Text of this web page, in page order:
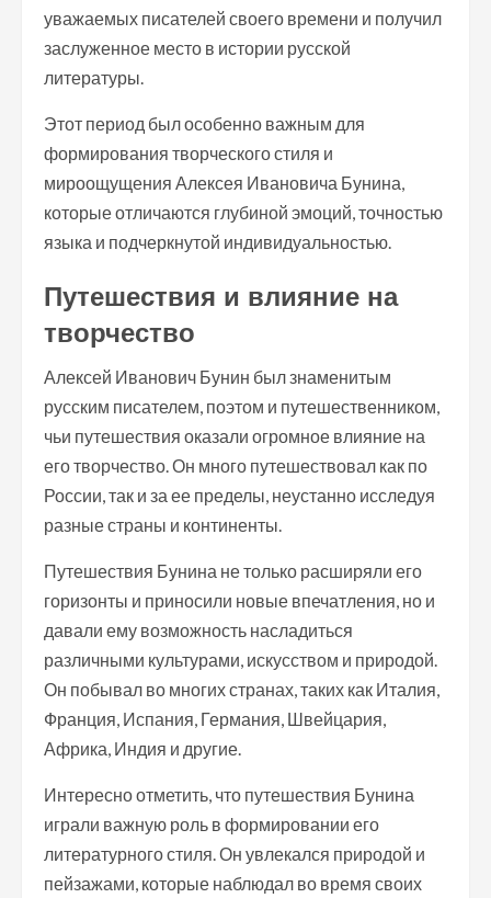
уважаемых писателей своего времени и получил
заслуженное место в истории русской
литературы.
Этот период был особенно важным для
формирования творческого стиля и
мироощущения Алексея Ивановича Бунина,
которые отличаются глубиной эмоций, точностью
языка и подчеркнутой индивидуальностью.
Путешествия и влияние на
творчество
Алексей Иванович Бунин был знаменитым
русским писателем, поэтом и путешественником,
чьи путешествия оказали огромное влияние на
его творчество. Он много путешествовал как по
России, так и за ее пределы, неустанно исследуя
разные страны и континенты.
Путешествия Бунина не только расширяли его
горизонты и приносили новые впечатления, но и
давали ему возможность насладиться
различными культурами, искусством и природой.
Он побывал во многих странах, таких как Италия,
Франция, Испания, Германия, Швейцария,
Африка, Индия и другие.
Интересно отметить, что путешествия Бунина
играли важную роль в формировании его
литературного стиля. Он увлекался природой и
пейзажами, которые наблюдал во время своих